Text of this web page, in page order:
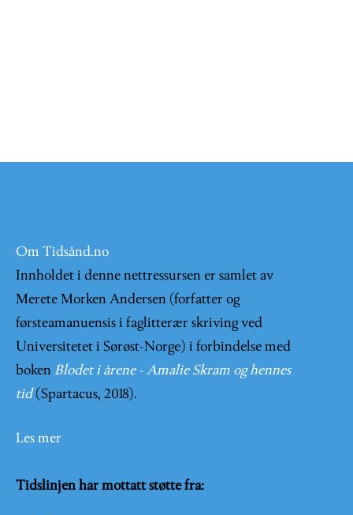
Om Tidsånd.no
Innholdet i denne nettressursen er samlet av
Merete Morken Andersen (forfatter og
førsteamanuensis i faglitterær skriving ved
Universitetet i Sørøst-Norge) i forbindelse med
boken Blodet i årene - Amalie Skram og hennes
tid (Spartacus, 2018).
Les mer
Tidslinjen har mottatt støtte fra: